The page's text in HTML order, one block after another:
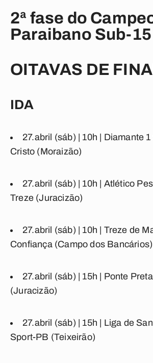
2ª fase do
Paraibano Sub-15
OITAVAS DE
IDA
27.abril (sáb) | 10h | Diamante 1
Cristo (Moraizão)
27.abril (sáb) | 10h | Atlético
Treze (Juracizão)
27.abril (sáb) | 10h | Treze de
Confiança(Campo dos Bancários)
27.abril (sáb) | 15h | Ponte Preta
(Juracizão)
27.abril (sáb) | 15h | Liga de
Sport-PB (Teixeirão)